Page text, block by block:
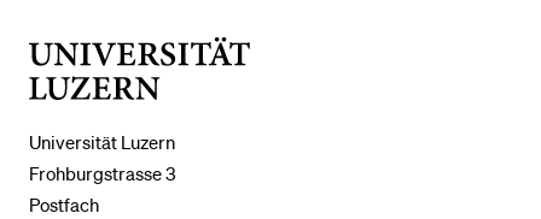
Universität Luzern
Frohburgstrasse 3
Postfach